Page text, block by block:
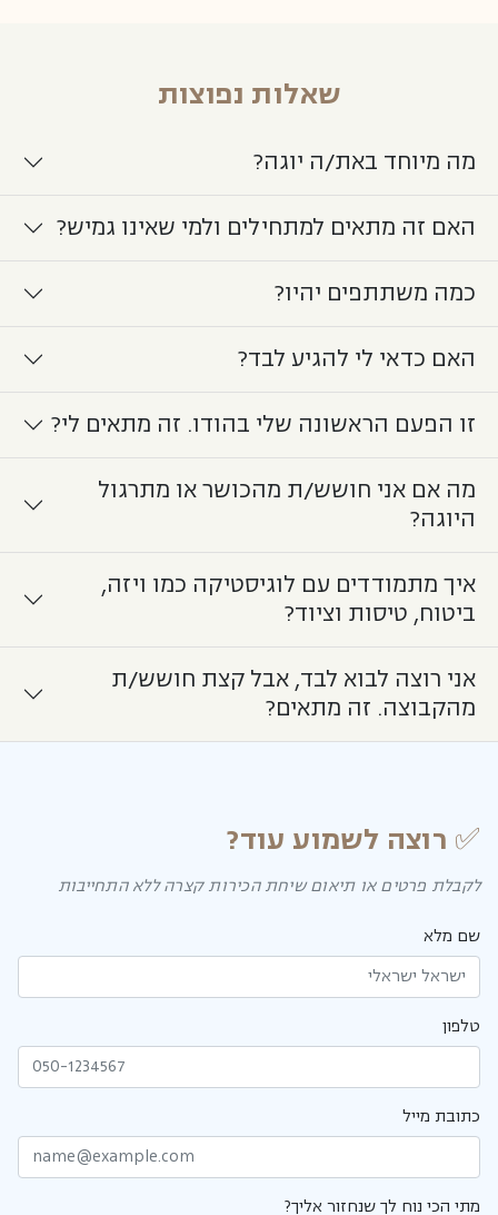
שאלות נפוצות
מה מיוחד באת/ה יוגה?
האם זה מתאים למתחילים ולמי שאינו גמיש?
כמה משתתפים יהיו?
האם כדאי לי להגיע לבד?
זו הפעם הראשונה שלי בהודו. זה מתאים לי?
מה אם אני חושש/ת מהכושר או מתרגול
היוגה?
איך מתמודדים עם לוגיסטיקה כמו ויזה,
ביטוח, טיסות וציוד?
אני רוצה לבוא לבד, אבל קצת חושש/ת
מהקבוצה. זה מתאים?
✅ רוצה לשמוע עוד?
לקבלת פרטים או תיאום שיחת הכירות קצרה ללא התחייבות
שם מלא
טלפון
כתובת מייל
מתי הכי נוח לך שנחזור אליך?